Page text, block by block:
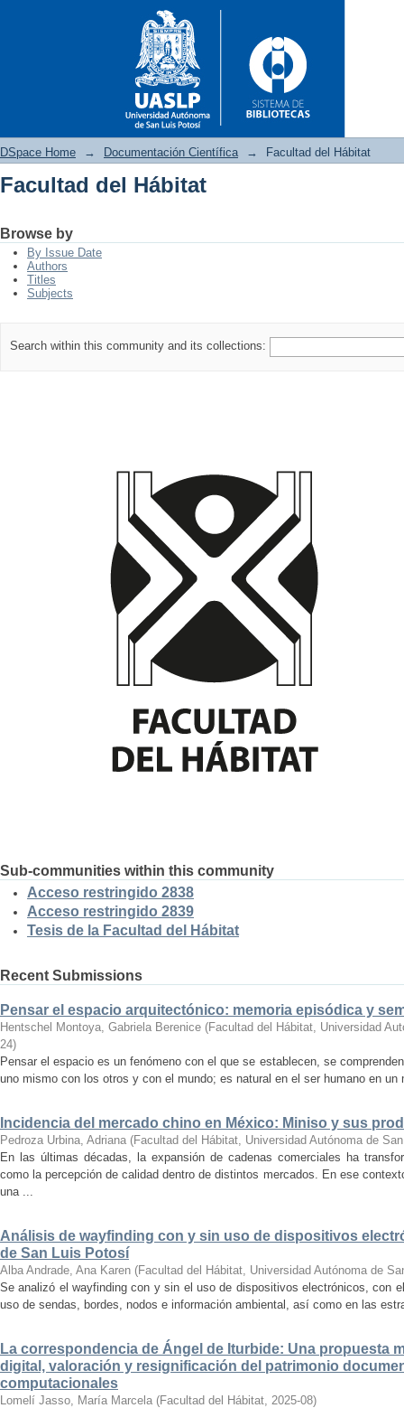
DSpace Home → Documentación Científica → Facultad del Hábitat
Facultad del Hábitat
Browse by
By Issue Date
Authors
Titles
Subjects
Search within this community and its collections:
Sub-communities within this community
Acceso restringido 2838
Acceso restringido 2839
Tesis de la Facultad del Hábitat
Recent Submissions
Pensar el espacio arquitectónico: memoria episódica y
Hentschel Montoya, Gabriela Berenice (Facultad del Hábitat, Universidad
24)
Pensar el espacio es un fenómeno con el que se establecen, se
uno mismo con los otros y con el mundo; es natural en el ser humano en
Incidencia del mercado chino en México: Miniso y sus
Pedroza Urbina, Adriana (Facultad del Hábitat, Universidad Autónoma de
En las últimas décadas, la expansión de cadenas comerciales ha
como la percepción de calidad dentro de distintos mercados. En ese
una ...
Análisis de wayfinding con y sin uso de dispositivos
de San Luis Potosí
Alba Andrade, Ana Karen (Facultad del Hábitat, Universidad Autónoma de
Se analizó el wayfinding con y sin el uso de dispositivos electrónicos, con
uso de sendas, bordes, nodos e información ambiental, así como en las
La correspondencia de Ángel de Iturbide: Una propuesta
digital, valoración y resignificación del patrimonio
computacionales
Lomelí Jasso, María Marcela (Facultad del Hábitat, 2025-08)